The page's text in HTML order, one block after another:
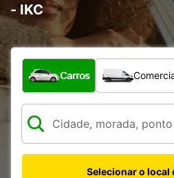
- IKC
Que tipo de veículo
Carros
Selecionar o local